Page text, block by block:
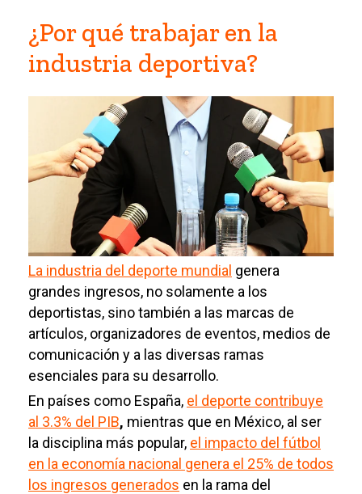
¿Por qué trabajar en la
industria deportiva?
La industria del deporte mundial genera
grandes ingresos, no solamente a los
deportistas, sino también a las marcas de
artículos, organizadores de eventos, medios de
comunicación y a las diversas ramas
esenciales para su desarrollo.
En países como España, el deporte contribuye
al 3.3% del PIB, mientras que en México, al ser
la disciplina más popular, el impacto del fútbol
en la economía nacional genera el 25% de todos
los ingresos generados en la rama del